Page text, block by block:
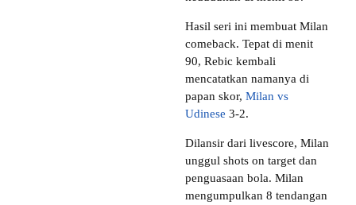
Hasil seri ini membuat Milan
comeback. Tepat di menit
90, Rebic kembali
mencatatkan namanya di
papan skor, Milan vs
Udinese 3-2.
Dilansir dari livescore, Milan
unggul shots on target dan
penguasaan bola. Milan
mengumpulkan 8 tendangan